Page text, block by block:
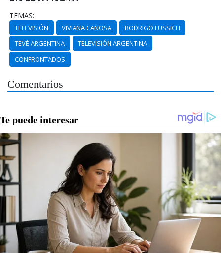
TEMAS:
TELEVISIÓN VIVIANA CANOSA
RODRIGO LUSSICH
TEVÉ ARGENTINA
TELEVISIÓN ARGENTINA
CONFRONTADOS
Comentarios